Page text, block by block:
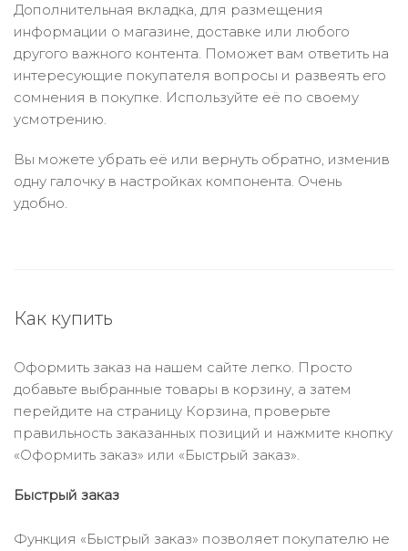
Дополнительная вкладка, для размещения
информации о магазине, доставке или любого
другого важного контента. Поможет вам ответить на
интересующие покупателя вопросы и развеять его
сомнения в покупке. Используйте её по своему
усмотрению.
Вы можете убрать её или вернуть обратно, изменив
одну галочку в настройках компонента. Очень
удобно.
Как купить
Оформить заказ на нашем сайте легко. Просто
добавьте выбранные товары в корзину, а затем
перейдите на страницу Корзина, проверьте
правильность заказанных позиций и нажмите кнопку
«Оформить заказ» или «Быстрый заказ».
Быстрый заказ
Функция «Быстрый заказ» позволяет покупателю не